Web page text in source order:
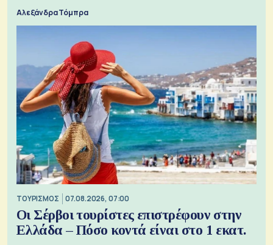
Αλεξάνδρα Τόμπρα
ΤΟΥΡΙΣΜΟΣ 07.08.2026, 07:00
Οι Σέρβοι τουρίστες επιστρέφουν στην
Ελλάδα – Πόσο κοντά είναι στο 1 εκατ.